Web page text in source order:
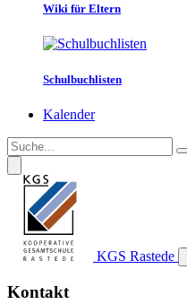
Wiki für Eltern
Schulbuchlisten
Kalender
KGS Rastede
Kontakt